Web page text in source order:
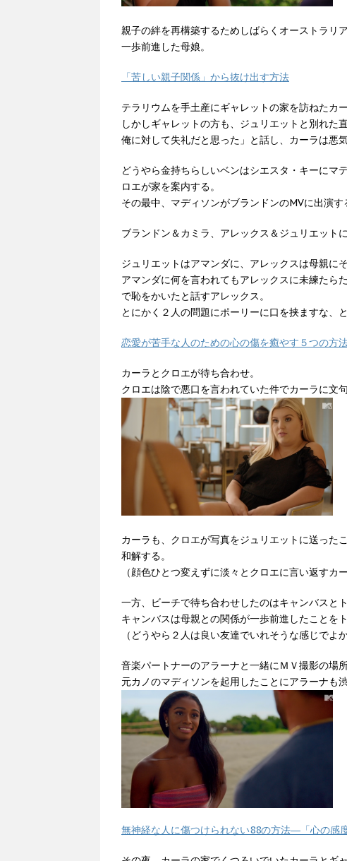
親子の絆を再構築するためしばらくオーストラリ
一歩前進した母娘。
「苦しい親子関係」から抜け出す方法
テラリウムを手土産にギャレットの家を訪ねたカ
しかしギャレットの方も、ジュリエットと別れた
俺に対して失礼だと思った」と話し、カーラは悪
どうやら金持ちらしいベンはシエスタ・キーにマ
ロエが家を案内する。
その最中、マディソンがブランドンのMVに出演
ブランドン＆カミラ、アレックス＆ジュリエット
ジュリエットはアマンダに、アレックスは母親に
アマンダに何を言われてもアレックスに未練たら
で恥をかいたと話すアレックス。
とにかく２人の問題にポーリーに口を挟ますな、
恋愛が苦手な人のための心の傷を癒やす５つの方
カーラとクロエが待ち合わせ。
クロエは陰で悪口を言われていた件でカーラに文
カーラも、クロエが写真をジュリエットに送った
和解する。
（顔色ひとつ変えずに淡々とクロエに言い返すカ
一方、ビーチで待ち合わせしたのはキャンバスとト
キャンバスは母親との関係が一歩前進したことを
（どうやら２人は良い友達でいれそうな感じでよ
音楽パートナーのアラーナと一緒にＭＶ撮影の場
元カノのマディソンを起用したことにアラーナも渋
無神経な人に傷つけられない88の方法―「心の感